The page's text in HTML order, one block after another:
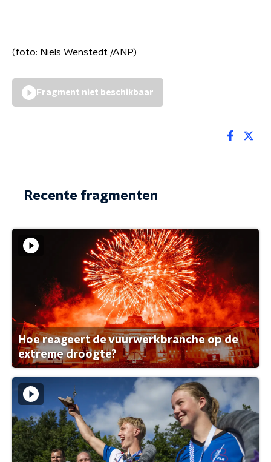
(foto: Niels Wenstedt /ANP)
Fragment niet beschikbaar
Recente fragmenten
Hoe reageert de vuurwerkbranche op de
extreme droogte?